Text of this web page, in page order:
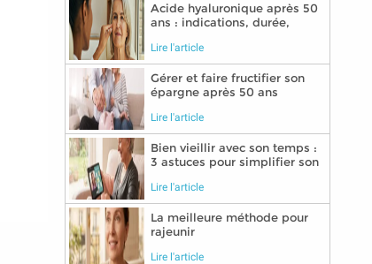
Acide hyaluronique après 50
ans : indications, durée,
Lire l'article
Gérer et faire fructifier son
épargne après 50 ans
Lire l'article
Bien vieillir avec son temps :
3 astuces pour simplifier son
nouvelles technologies
Lire l'article
La meilleure méthode pour
rajeunir
Lire l'article